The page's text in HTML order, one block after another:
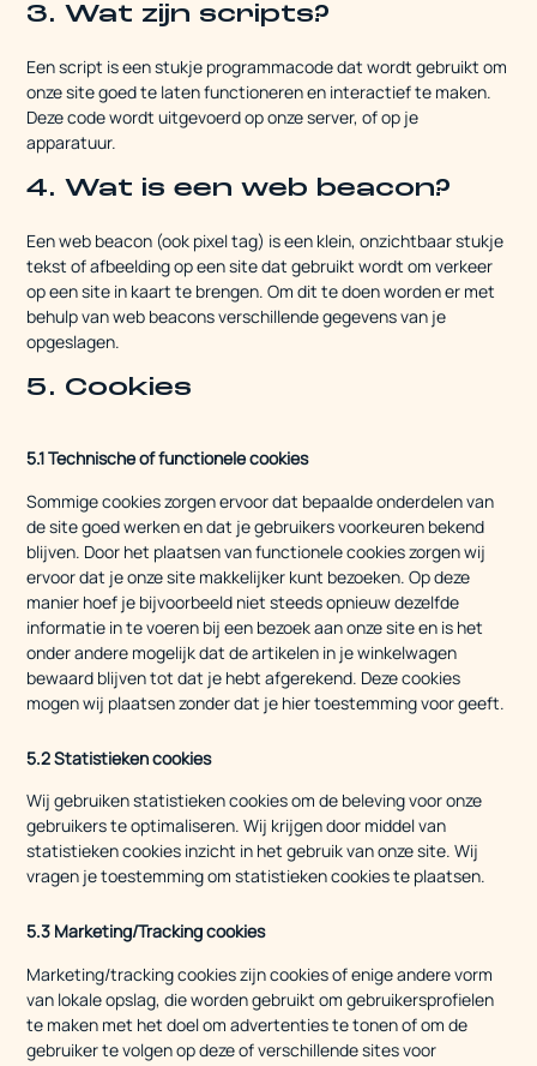
3. Wat zijn scripts?
Een script is een stukje programmacode dat wordt gebruikt om
onze site goed te laten functioneren en interactief te maken.
Deze code wordt uitgevoerd op onze server, of op je
apparatuur.
4. Wat is een web beacon?
Een web beacon (ook pixel tag) is een klein, onzichtbaar stukje
tekst of afbeelding op een site dat gebruikt wordt om verkeer
op een site in kaart te brengen. Om dit te doen worden er met
behulp van web beacons verschillende gegevens van je
opgeslagen.
5. Cookies
5.1 Technische of functionele cookies
Sommige cookies zorgen ervoor dat bepaalde onderdelen van
de site goed werken en dat je gebruikers voorkeuren bekend
blijven. Door het plaatsen van functionele cookies zorgen wij
ervoor dat je onze site makkelijker kunt bezoeken. Op deze
manier hoef je bijvoorbeeld niet steeds opnieuw dezelfde
informatie in te voeren bij een bezoek aan onze site en is het
onder andere mogelijk dat de artikelen in je winkelwagen
bewaard blijven tot dat je hebt afgerekend. Deze cookies
mogen wij plaatsen zonder dat je hier toestemming voor geeft.
5.2 Statistieken cookies
Wij gebruiken statistieken cookies om de beleving voor onze
gebruikers te optimaliseren. Wij krijgen door middel van
statistieken cookies inzicht in het gebruik van onze site. Wij
vragen je toestemming om statistieken cookies te plaatsen.
5.3 Marketing/Tracking cookies
Marketing/tracking cookies zijn cookies of enige andere vorm
van lokale opslag, die worden gebruikt om gebruikersprofielen
te maken met het doel om advertenties te tonen of om de
gebruiker te volgen op deze of verschillende sites voor